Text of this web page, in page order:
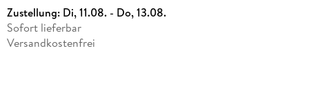
Zustellung: Di, 11.08. - Do, 13.08.
Sofort lieferbar
Versandkostenfrei